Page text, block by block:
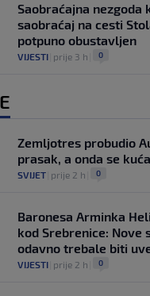
Saobraćajna nezgoda
saobraćaj na cesti
potpuno obustavljen
VIJESTI prije 3 h 0
Zemljotres probudio
prasak, a onda se
SVIJET prije 2 h 0
Baronesa Arminka
kod Srebrenice: Nove
odavno trebale biti
VIJESTI prije 2 h 0